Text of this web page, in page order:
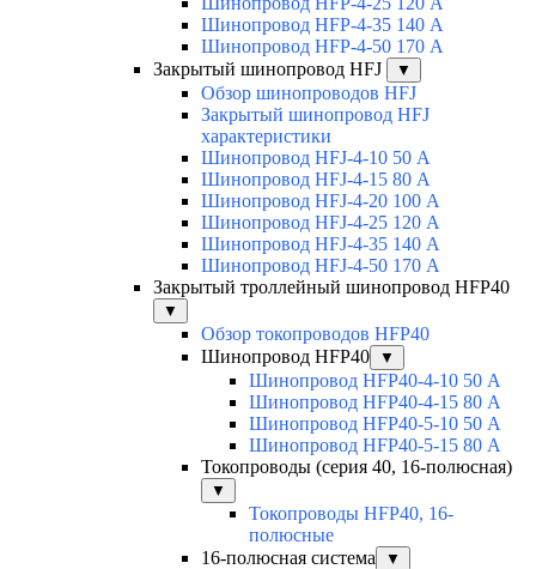
Шинопровод HFP-4-35 140 А
Шинопровод HFP-4-50 170 А
Закрытый шинопровод HFJ
▼
Обзор шинопроводов HFJ
Закрытый шинопровод HFJ
характеристики
Шинопровод HFJ-4-10 50 А
Шинопровод HFJ-4-15 80 А
Шинопровод HFJ-4-20 100 А
Шинопровод HFJ-4-25 120 А
Шинопровод HFJ-4-35 140 А
Шинопровод HFJ-4-50 170 А
Закрытый троллейный шинопровод HFP40
▼
Обзор токопроводов HFP40
Шинопровод HFP40
▼
Шинопровод HFP40-4-10 50 А
Шинопровод HFP40-4-15 80 А
Шинопровод HFP40-5-10 50 А
Шинопровод HFP40-5-15 80 А
Токопроводы (серия 40, 16-полюсная)
▼
Токопроводы HFP40, 16-
полюсные
16-полюсная система
▼